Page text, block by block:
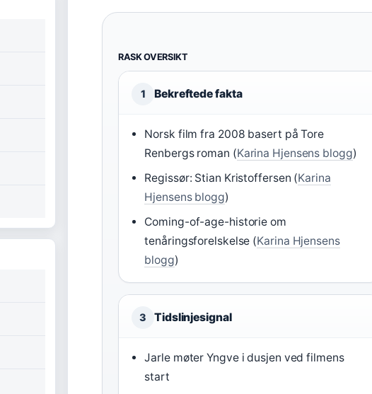
RASK OVERSIKT
1 Bekreftede fakta
Norsk film fra 2008 basert på Tore
Renbergs roman (Karina Hjensens blogg)
Regissør: Stian Kristoffersen (Karina
Hjensens blogg)
Coming-of-age-historie om
tenåringsforelskelse (Karina Hjensens
blogg)
3 Tidslinjesignal
Jarle møter Yngve i dusjen ved filmens
start